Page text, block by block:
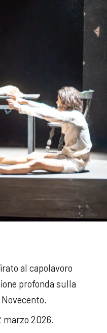
al capolavoro
profonda sulla
marzo 2026.